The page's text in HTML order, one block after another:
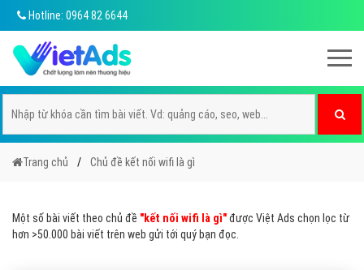
Hotline: 0964 82 6644
Trang chủ Chủ đề kết nối wifi là gì
Một số bài viết theo chủ đề "kết nối wifi là gì"được Việt Ads chọn lọc từ
hơn >50.000 bài viết trên web gửi tới quý bạn đọc.